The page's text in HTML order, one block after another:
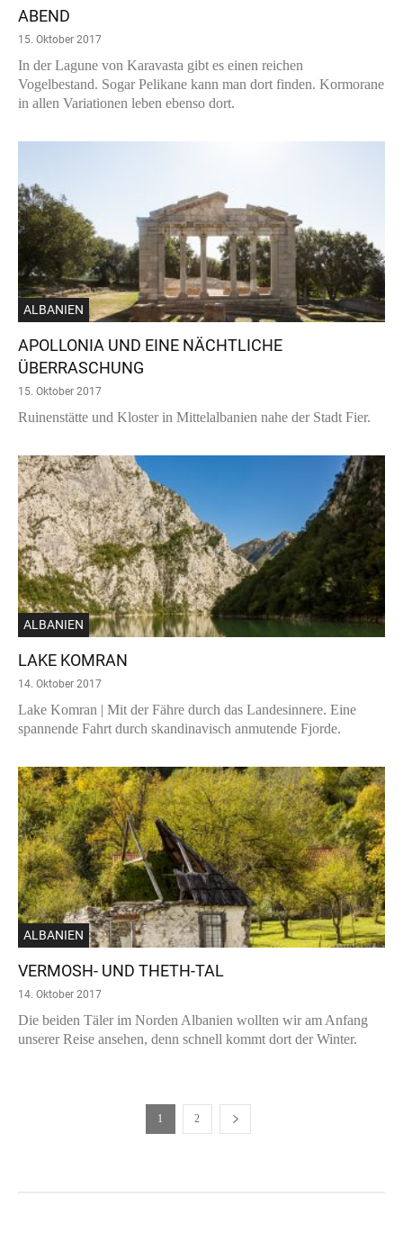
ABEND
15. Oktober 2017
In der Lagune von Karavasta gibt es einen reichen
Vogelbestand. Sogar Pelikane kann man dort finden. Kormorane
in allen Variationen leben ebenso dort.
ALBANIEN
APOLLONIA UND EINE NÄCHTLICHE
ÜBERRASCHUNG
15. Oktober 2017
Ruinenstätte und Kloster in Mittelalbanien nahe der Stadt Fier.
ALBANIEN
LAKE KOMRAN
14. Oktober 2017
Lake Komran | Mit der Fähre durch das Landesinnere. Eine
spannende Fahrt durch skandinavisch anmutende Fjorde.
ALBANIEN
VERMOSH- UND THETH-TAL
14. Oktober 2017
Die beiden Täler im Norden Albanien wollten wir am Anfang
unserer Reise ansehen, denn schnell kommt dort der Winter.
1 2